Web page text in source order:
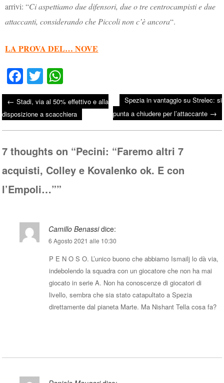
arrivi: “Ci aspettiamo due difensori, due o tre centrocampisti e due
attaccanti, considerando che Piccoli non c’è ancora“.
LA PROVA DEL… NOVE
Fa
ce
bo
ok
T
wi
tte
r
ha
ts
A
Post navigation
← Stadi, via al 50% effettivo e alla
disposizione a scacchiera
Spezia in vantaggio su Strelec: si
punta a chiudere per l’attaccante →
7 thoughts on “Pecini: “Faremo altri 7
acquisti, Colley e Kovalenko ok. E con
l’Empoli…””
Camillo Benassi dice:
6 Agosto 2021 alle 10:30
P E N O S O. L’unico buono che abbiamo Ismailj lo dà via,
indebolendo la squadra con un giocatore che non ha mai
giocato in serie A. Non ha conoscenze di giocatori di
livello, sembra che sia stato catapultato a Spezia
direttamente dal pianeta Marte. Ma Nishant Tella cosa fa?